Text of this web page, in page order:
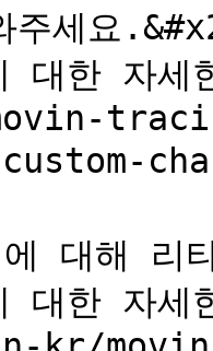
주세요
대해 리